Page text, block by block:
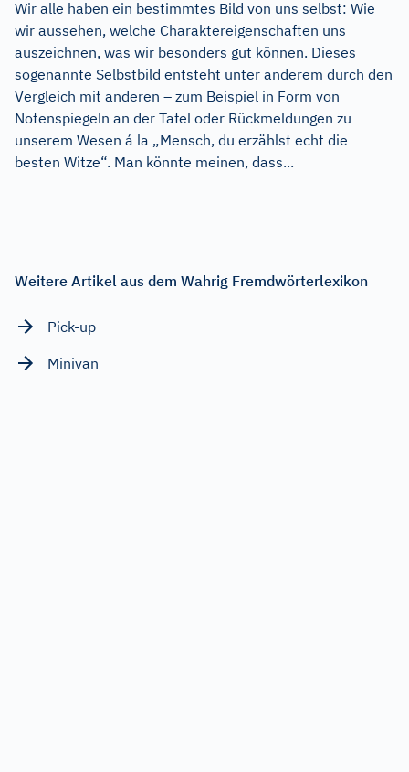
Wir alle haben ein bestimmtes Bild von uns selbst: Wie
wir aussehen, welche Charaktereigenschaften uns
auszeichnen, was wir besonders gut können. Dieses
sogenannte Selbstbild entsteht unter anderem durch den
Vergleich mit anderen – zum Beispiel in Form von
Notenspiegeln an der Tafel oder Rückmeldungen zu
unserem Wesen á la „Mensch, du erzählst echt die
besten Witze“. Man könnte meinen, dass...
Weitere Artikel aus dem Wahrig Fremdwörterlexikon
Pick-up
Minivan